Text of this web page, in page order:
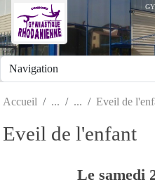
Accueil Eveil de
Eveil de l'enfant
Le samedi
Panneau de gestion des cookies